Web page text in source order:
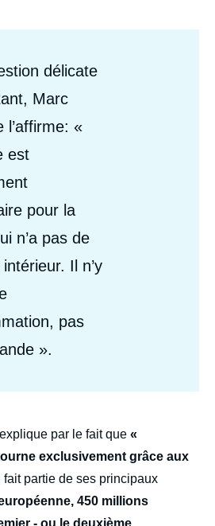
délicate
Marc
l’affirme: «
est
pour la
n’a pas de
Il n’y
pas
».
par le fait que «
exclusivement grâce aux
fait partie de ses principaux
450 millions
- ou le deuxième